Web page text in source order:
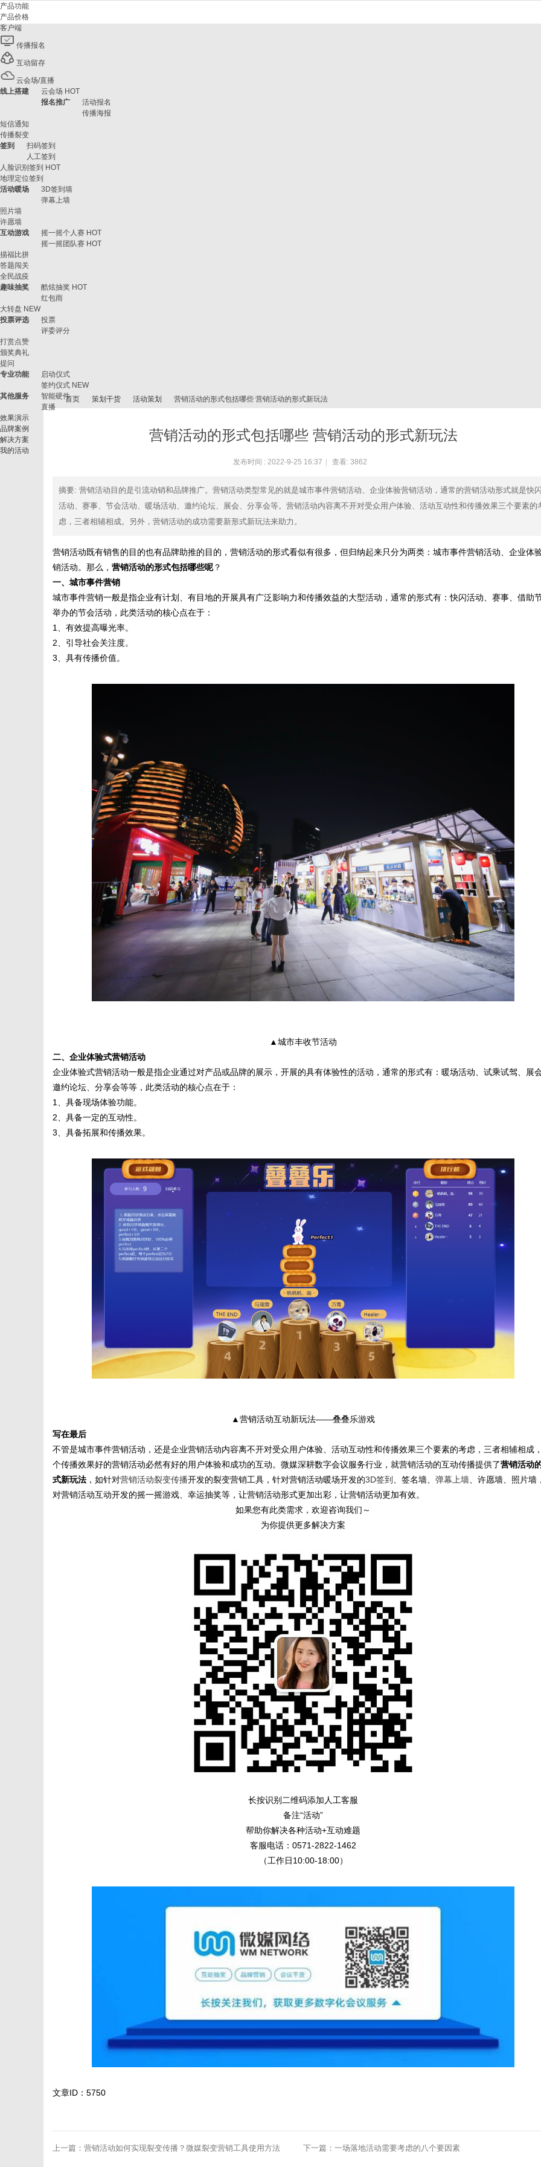
产品功能
产品价格
客户端
传播报名
互动留存
云会场/直播
线上搭建
云会场 HOT
报名推广
活动报名
传播海报
短信通知
传播裂变
签到
扫码签到
人工签到
人脸识别签到 HOT
地理定位签到
活动暖场
3D签到墙
弹幕上墙
照片墙
许愿墙
互动游戏
摇一摇个人赛 HOT
摇一摇团队赛 HOT
描福比拼
答题闯关
全民战疫
趣味抽奖
酷炫抽奖 HOT
红包雨
大转盘 NEW
投票评选
投票
评委评分
打赏点赞
颁奖典礼
提问
专业功能
启动仪式
签约仪式 NEW
其他服务
智能硬件
直播
效果演示
品牌案例
解决方案
我的活动
首页 策划干货 活动策划 营销活动的形式包括哪些 营销活动的形式新玩法
营销活动的形式包括哪些 营销活动的形式新玩法
发布时间 : 2022-9-25 16:37 查看: 3862
摘要: 营销活动目的是引流动销和品牌推广。营销活动类型常见的就是城市事件营销活动、企业体验营销活动，通常的营销活动形式就是快闪
活动、赛事、节会活动、暖场活动、邀约论坛、展会、分享会等。营销活动内容离不开对受众用户体验、活动互动性和传播效果三个要素的
虑，三者相辅相成。另外，营销活动的成功需要新形式新玩法来助力。
营销活动既有销售的目的也有品牌助推的目的，营销活动的形式看似有很多，但归纳起来只分为两类：城市事件营销活动、企业体
销活动。那么， 营销活动的形式包括哪些呢 ？
一、城市事件营销
城市事件营销一般是指企业有计划、有目地的开展具有广泛影响力和传播效益的大型活动，通常的形式有：快闪活动、赛事、借助
举办的节会活动，此类活动的核心点在于：
1、有效提高曝光率。
2、引导社会关注度。
3、具有传播价值。
▲城市丰收节活动
二、企业体验式营销活动
企业体验式营销活动一般是指企业通过对产品或品牌的展示，开展的具有体验性的活动，通常的形式有：暖场活动、试乘试驾、展会
邀约论坛、分享会等等，此类活动的核心点在于：
1、具备现场体验功能。
2、具备一定的互动性。
3、具备拓展和传播效果。
▲营销活动互动新玩法——叠叠乐游戏
写在最后
不管是城市事件营销活动，还是企业营销活动内容离不开对受众用户体验、活动互动性和传播效果三个要素的考虑，三者相辅相成
个传播效果好的营销活动必然有好的用户体验和成功的互动。微媒深耕数字会议服务行业，就营销活动的互动传播提供了营销活动
式新玩法 ，如针对营销活动裂变传播开发的裂变营销工具，针对营销活动暖场开发的3D签到 、签名墙、 弹幕上墙 、许愿墙、照片墙
对营销活动互动开发的摇一摇游戏、幸运抽奖等，让营销活动形式更加出彩，让营销活动更加有效。
如果您有此类需求，欢迎咨询我们～
为你提供更多解决方案
长按识别二维码添加人工客服
备注“活动”
帮助你解决各种活动+互动难题
客服电话：0571-2822-1462
（工作日10:00-18:00）
文章ID：5750
上一篇： 营销活动如何实现裂变传播？微媒裂变营销工具使用方法 下一篇： 一场落地活动需要考虑的八个要因素